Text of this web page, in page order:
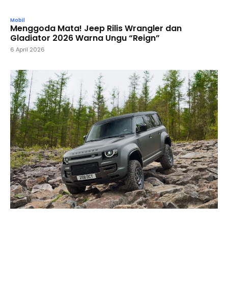
Mobil
Menggoda Mata! Jeep Rilis Wrangler dan
Gladiator 2026 Warna Ungu “Reign”
6 April 2026